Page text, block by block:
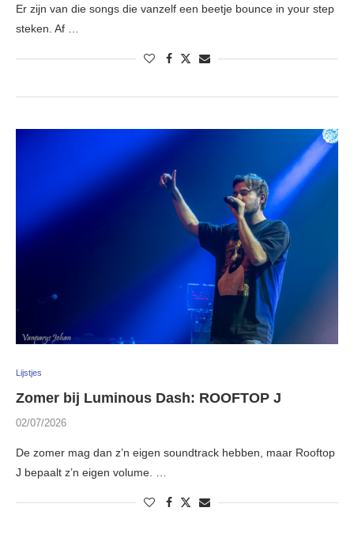
Er zijn van die songs die vanzelf een beetje bounce in your step
steken. Af …
Lijstjes
Zomer bij Luminous Dash: ROOFTOP J
02/07/2026
De zomer mag dan z’n eigen soundtrack hebben, maar Rooftop
J bepaalt z’n eigen volume. …